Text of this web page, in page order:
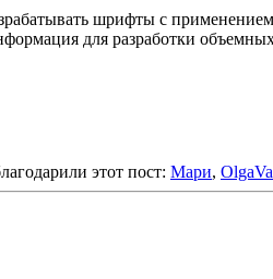
шрифты с
для разработки
этот пост: Мари,